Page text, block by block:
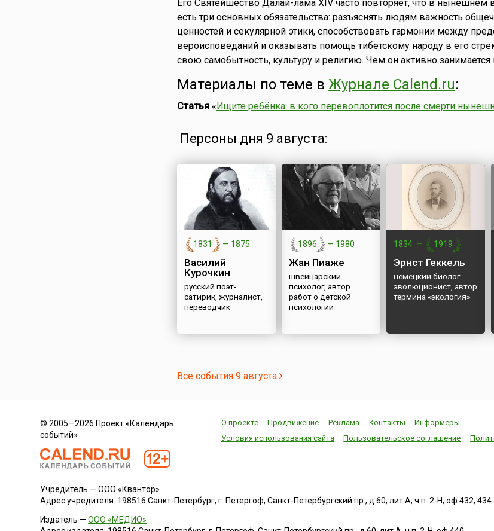
Его Святейшество Далай-лама XIV часто повторяет, что в нынешнем
есть три основных обязательства: разъяснять людям важность
ценностей и секулярной этики, способствовать гармонии между
вероисповеданий и оказывать помощь тибетскому народу в его
свою самобытность, культуру и религию. Чем он активно
Материалы по теме в Журнале Calend.ru:
Статья«Ищите ребёнка: в кого перевоплотится после смерти
Персоны дня 9 августа:
1831 — 1875
Василий
Курочкин
русский поэт-
сатирик, журналист,
переводчик
1896 — 1980
Жан Пиаже
швейцарский
психолог, автор
работ о детской
психологии
1834 — 1919
Эрнст Геккель
немецкий биолог-
эволюционист, автор
термина «экология»
Все события 9 августа
© 2005—2026 Проект «Календарь
событий»
О проекте Продвижение Реклама Контакты
Информеры
Условия использования сайта
Пользовательское соглашение
Учредитель — ООО «Квантор»
Адрес учредителя: 198516 Санкт-Петербург, г. Петергоф, Санкт-Петербургский пр., д.60, лит.А, ч.п. 2-Н, оф.432, 434
Издатель —ООО «МЕДИО»